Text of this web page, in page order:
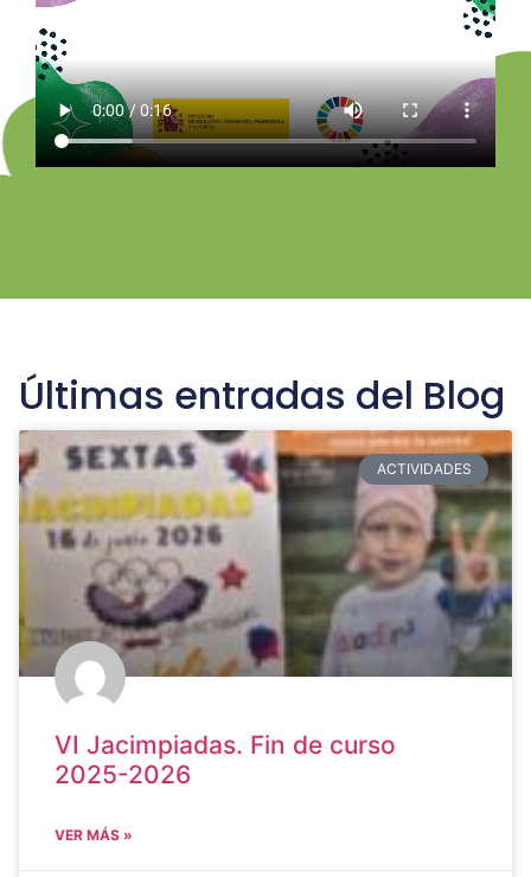
Últimas entradas del Blog
ACTIVIDADES
VI Jacimpiadas. Fin de curso
2025-2026
VER MÁS »